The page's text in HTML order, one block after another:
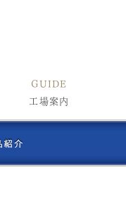
GUIDE
工場案内